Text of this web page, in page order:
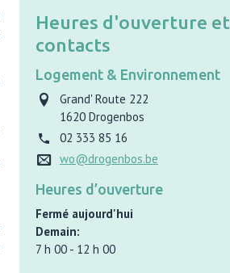
Heures d'ouverture et
contacts
Logement & Environnement
Grand' Route 222
1620 Drogenbos
02 333 85 16
wo@drogenbos.be
Heures d’ouverture
Fermé aujourd'hui
Demain:
7 h 00- 12 h 00